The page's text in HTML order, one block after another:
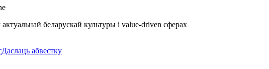
беларускай культуры і value-driven сферах
Даслаць абвестку